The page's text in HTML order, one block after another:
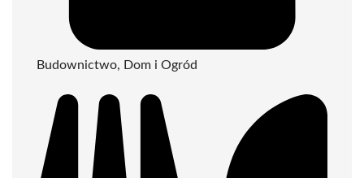
Budownictwo, Dom i Ogród